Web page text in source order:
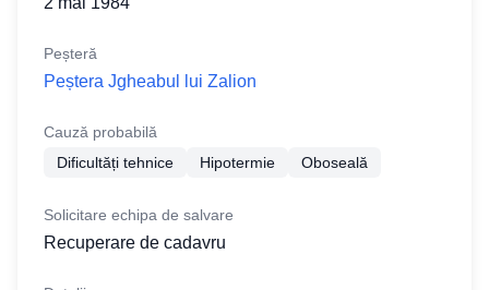
Peșteră
Peștera Jgheabul lui Zalion
Cauză probabilă
Dificultăți tehnice
Hipotermie Oboseală
Solicitare echipa de salvare
Recuperare de cadavru